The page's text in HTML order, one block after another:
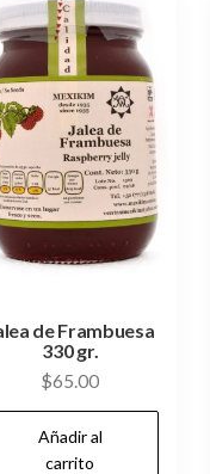
de Frambuesa
330 gr.
$65.00
Añadir al
carrito